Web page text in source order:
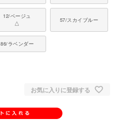
12/ベージュ
△
57/スカイブルー
86/ラベンダー
お気に入りに登録する